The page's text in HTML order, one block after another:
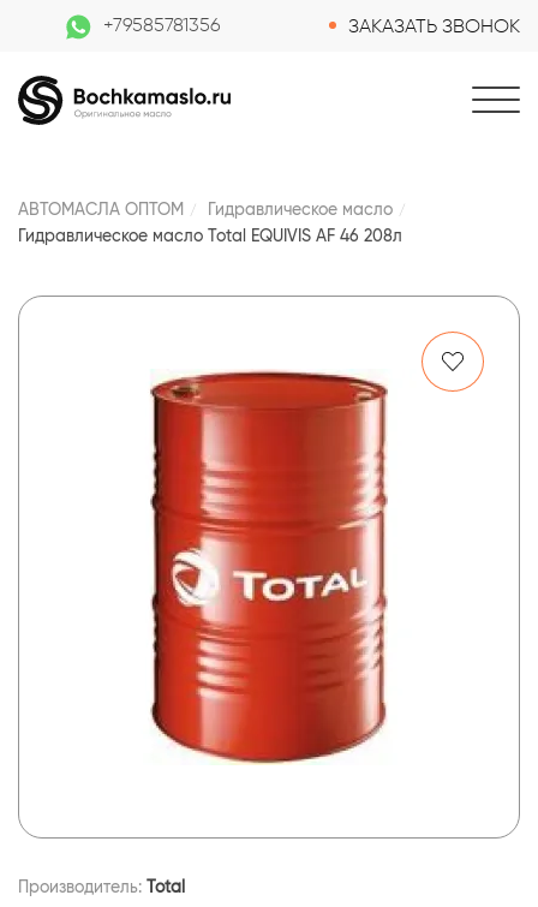
+79585781356 ЗАКАЗАТЬ ЗВОНОК
АВТОМАСЛА ОПТОМ
Гидравлическое масло
Гидравлическое масло Total EQUIVIS AF 46 208л
Производитель: Total